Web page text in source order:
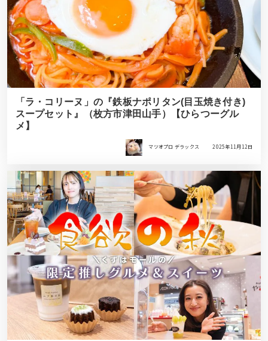
「ラ・コリーヌ」の『鉄板ナポリタン(目玉焼き付き)
スープセット』（枚方市津田山手）【ひらつーグル
メ】
マツオプロ デラックス 2025年11月12日